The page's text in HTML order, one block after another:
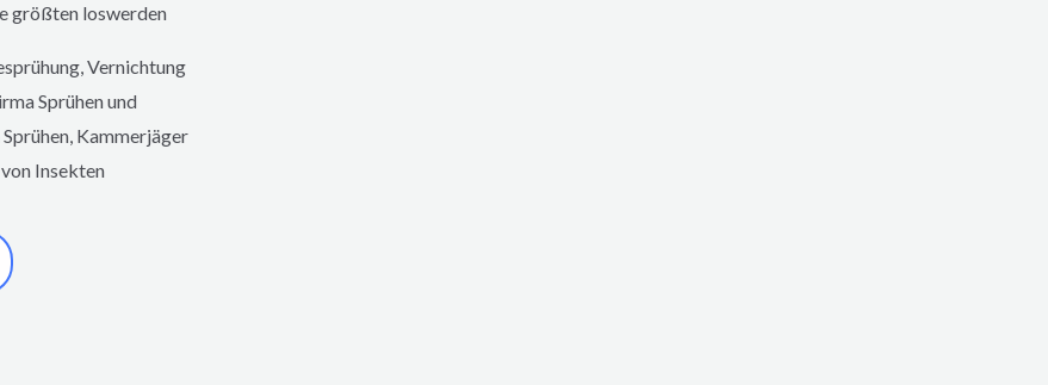
größten loswerden
Vernichtung
Sprühen und
Kammerjäger
Insekten